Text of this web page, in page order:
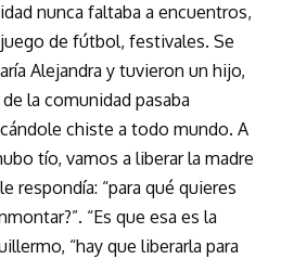
nunca faltaba a encuentros,
de fútbol, festivales. Se
Alejandra y tuvieron un hijo,
la comunidad pasaba
chiste a todo mundo. A
tío, vamos a liberar la madre
respondía: “para qué quieres
“Es que esa es la
“hay que liberarla para